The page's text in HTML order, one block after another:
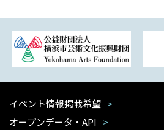
イベント情報掲載希望
オープンデータ・API